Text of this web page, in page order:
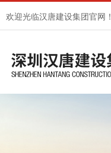
欢迎光临汉唐建设集团官网！